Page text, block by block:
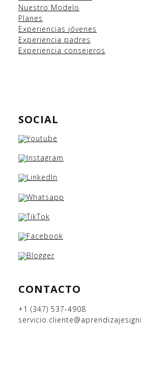
Nuestro Modelo
Planes
Experiencias jóvenes
Experiencia padres
Experiencia consejeros
SOCIAL
CONTACTO
+1 (347) 537-4908